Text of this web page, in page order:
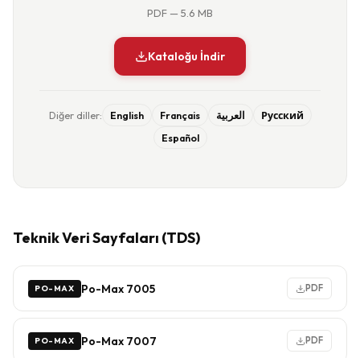
PDF — 5.6 MB
Kataloğu İndir
Diğer diller: English Français العربية
Русский
Español
Teknik Veri Sayfaları (TDS)
PO-MAX Po-Max 7005 PDF
PO-MAX Po-Max 7007 PDF